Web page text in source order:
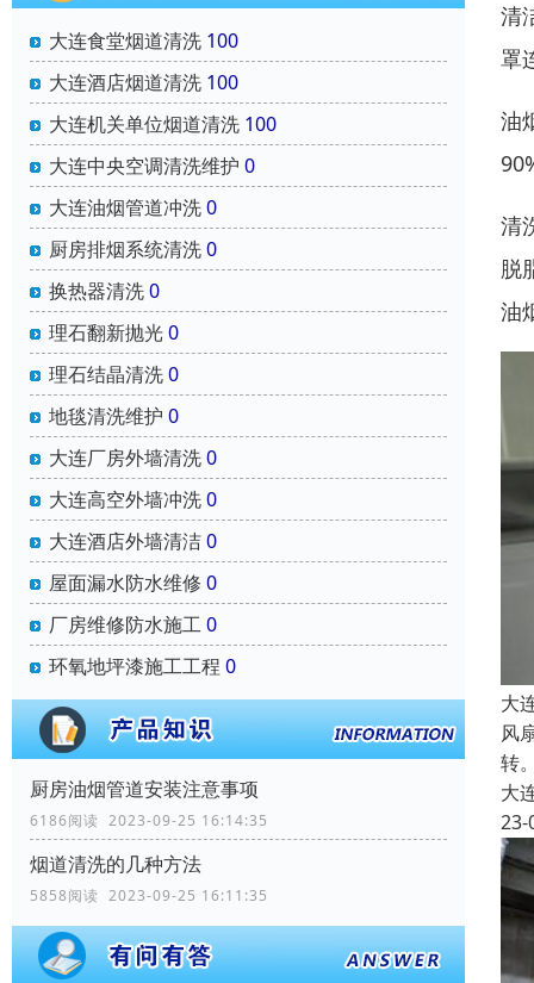
大连食堂烟道清洗 100
大连酒店烟道清洗 100
大连机关单位烟道清洗 100
大连中央空调清洗维护 0
大连油烟管道冲洗0
厨房排烟系统清洗0
换热器清洗0
理石翻新抛光0
理石结晶清洗0
地毯清洗维护 0
大连厂房外墙清洗0
大连高空外墙冲洗0
大连酒店外墙清洁0
屋面漏水防水维修 0
厂房维修防水施工0
环氧地坪漆施工工程 0
厨房油烟管道安装注意事项
6186阅读 2023-09-25 16:14:35
烟道清洗的几种方法
5858阅读 2023-09-25 16:11:35
清
罩
油
清
脱
油
大
风
转
大
23-